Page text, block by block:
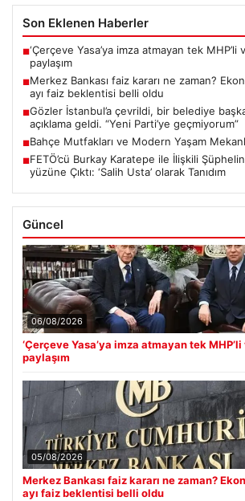
Son Eklenen Haberler
■‘Çerçeve Yasa’ya imza atmayan tek MHP’li
paylaşım
■Merkez Bankası faiz kararı ne zaman?
ayı faiz beklentisi belli oldu
■Gözler İstanbul’a çevrildi, bir belediye
açıklama geldi. “Yeni Parti’ye geçmiyorum”
■Bahçe Mutfakları ve Modern Yaşam
■FETÖ’cü Burkay Karatepe ile İlişkili
yüzüne Çıktı: ‘Salih Usta’ olarak Tanıdım
Güncel
06/08/2026
‘Çerçeve Yasa’ya imza atmayan tek
paylaşım
05/08/2026
Merkez Bankası faiz kararı ne zaman?
ayı faiz beklentisi belli oldu